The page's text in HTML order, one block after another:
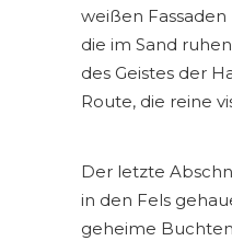
weißen
die im Sand
des Geistes der
Route, die reine
Der letzte
in den Fels
geheime